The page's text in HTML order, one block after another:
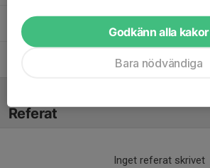
Tränare
Referat
Inget referat skrivet
Godkänn alla kakor
Bara nödvändiga